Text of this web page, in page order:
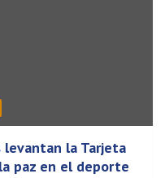
levantan la Tarjeta
paz en el deporte